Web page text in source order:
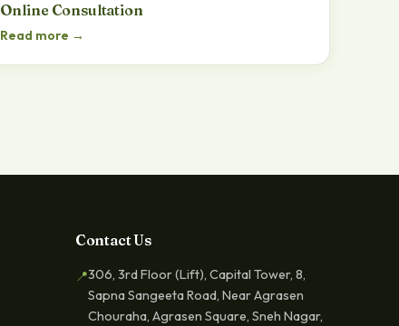
Online Consultation
Read more →
Contact Us
📍306, 3rd Floor (Lift), Capital Tower, 8,
Sapna Sangeeta Road, Near Agrasen
Chouraha, Agrasen Square, Sneh Nagar,